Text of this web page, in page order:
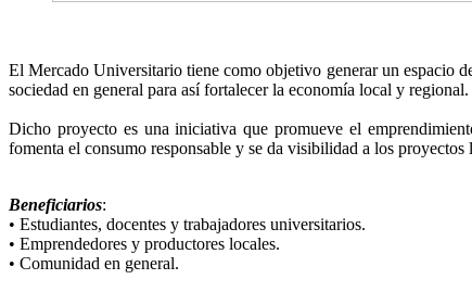
El Mercado Universitario tiene como objetivo generar un espacio
sociedad en general para así fortalecer la economía local y regional.
Dicho proyecto es una iniciativa que promueve el
fomenta el consumo responsable y se da visibilidad a los
Beneficiarios:
• Estudiantes, docentes y trabajadores universitarios.
• Emprendedores y productores locales.
• Comunidad en general.